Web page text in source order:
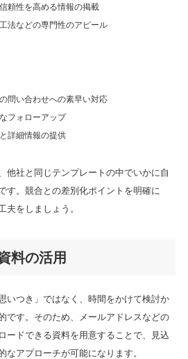
頼性を高める情報の掲載
法などの専門性のアピール
問い合わせへの素早い対応
フォローアップ
詳細情報の提供
他社と同じテンプレートの中でいかに自
す。競合との差別化ポイントを明確に
夫をしましょう。
料の活用
いつき」ではなく、時間をかけて検討か
です。そのため、メールアドレスなどの
ードできる資料を用意することで、見込
なアプローチが可能になります。